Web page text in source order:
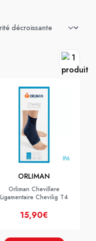
ORLIMAN
Orliman Chevillere
Ligamentaire Chevilig T4
15,90€